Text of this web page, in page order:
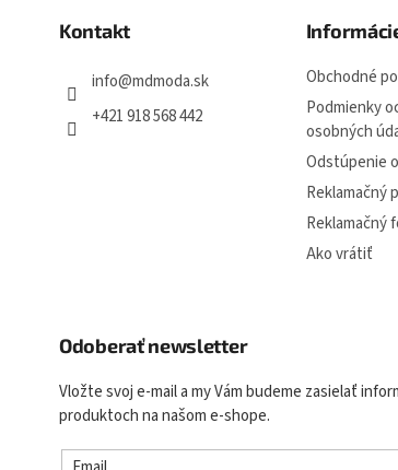
Kontakt
info@mdmoda.sk
+421 918 568 442
Obchodné
Podmienky
osobných
Odstúpenie
Reklamačný
Reklamačný
Ako vrátiť
Odoberať newsletter
Vložte svoj e-mail a my Vám budeme zasielať
produktoch na našom e-shope.